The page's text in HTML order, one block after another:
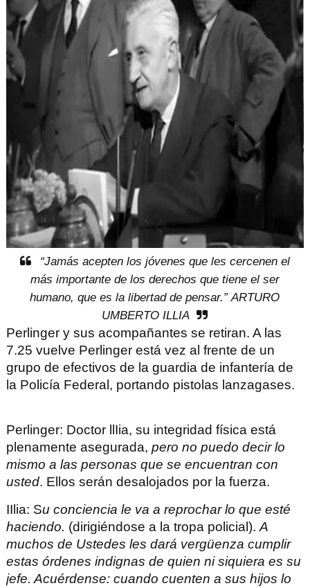
“Jamás acepten los jóvenes que les cercenen el
más importante de los derechos que tiene el ser
humano, que es la libertad de pensar.”ARTURO
UMBERTO ILLIA
Perlinger y sus acompañantes se retiran. A las
7.25 vuelve Perlinger está vez al frente de un
grupo de efectivos de la guardia de infantería de
la Policía Federal, portando pistolas lanzagases.
Perlinger: Doctor llIia, su integridad física está
plenamente asegurada, pero no puedo decir lo
mismo a las personas que se encuentran con
usted. Ellos serán desalojados por la fuerza.
IIlia: Su conciencia le va a reprochar lo que esté
haciendo. (dirigiéndose a la tropa policial). A
muchos de Ustedes les dará vergüenza cumplir
estas órdenes indignas de quien ni siquiera es su
jefe. Acuérdense: cuando cuenten a sus hijos lo